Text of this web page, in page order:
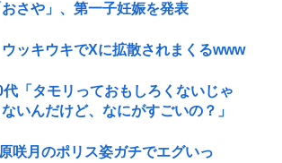
さや」、第一子妊娠を発表
ッキウキでXに拡散されまくるwww
代「タモリっておもしろくないじゃ
いんだけど、なにがすごいの？」
咲月のポリス姿ガチでエグいっ